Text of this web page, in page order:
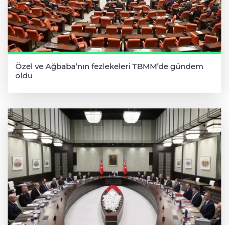
Özel ve Ağbaba’nın fezlekeleri TBMM’de gündem
oldu